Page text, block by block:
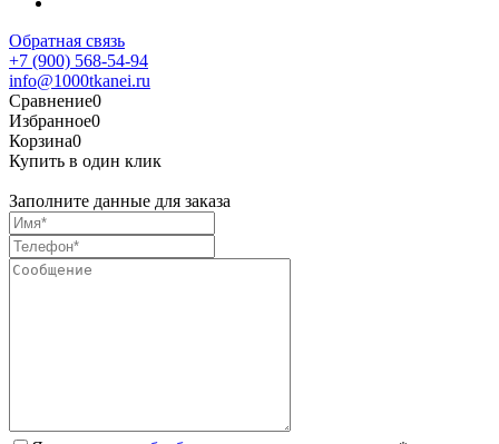
Обратная связь
+7 (900) 568-54-94
info@1000tkanei.ru
Сравнение0
Избранное0
Корзина0
Купить в один клик
Заполните данные для заказа